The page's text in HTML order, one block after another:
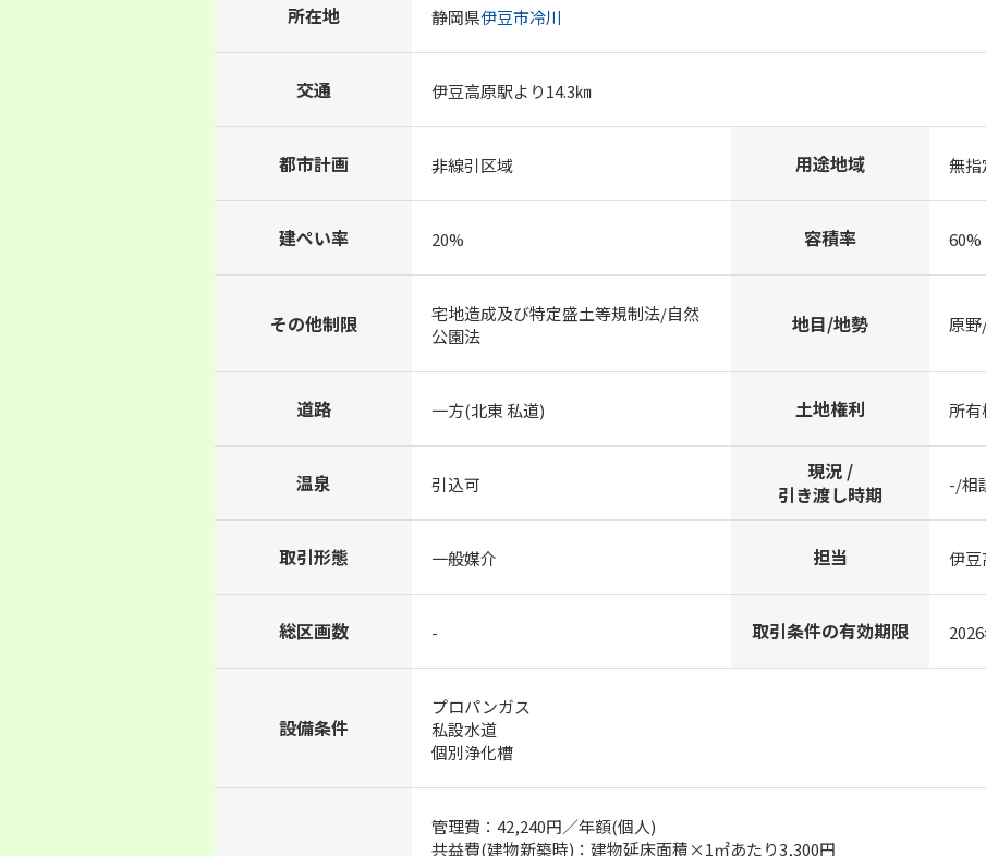
所在地 静岡県伊豆市冷川
交通 伊豆高原駅より14.3㎞
都市計画 非線引区域 用途地域 無指
建ぺい率 20% 容積率 60%
その他制限
宅地造成及び特定盛土等規制法/自然
公園法
地目/地勢 原
道路 一方(北東 私道) 土地権利 所有
温泉 引込可
現況 /
引き渡し時期
-/相
取引形態 一般媒介 担当 伊豆
総区画数 - 取引条件の有効期限
設備条件
プロパンガス
私設水道
個別浄化槽
管理費：42,240円／年額(個人)
共益費(建物新築時)：建物延床面積×1㎡あたり3,300円